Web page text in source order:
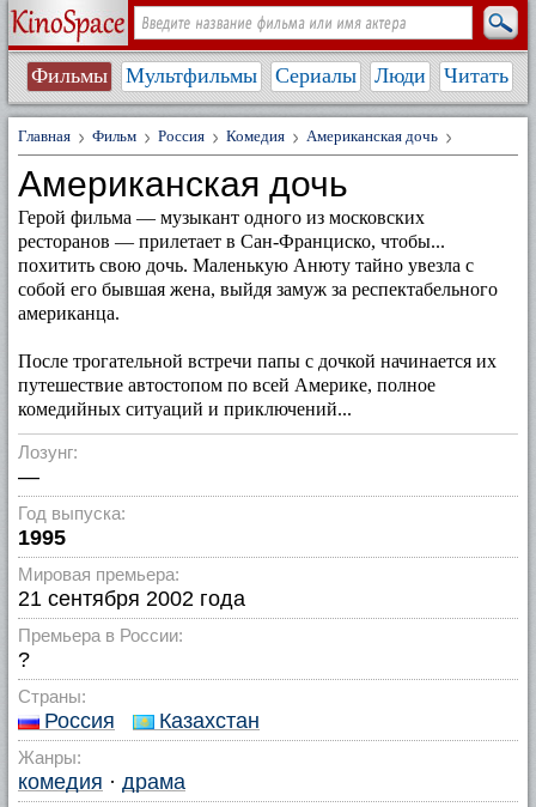
Фильмы Мультфильмы Сериалы Люди Читать
Главная Фильм Россия Комедия Американская дочь
Американская дочь
Герой фильма — музыкант одного из московских
ресторанов — прилетает в Сан-Франциско, чтобы...
похитить свою дочь. Маленькую Анюту тайно увезла с
собой его бывшая жена, выйдя замуж за респектабельного
американца.
После трогательной встречи папы с дочкой начинается их
путешествие автостопом по всей Америке, полное
комедийных ситуаций и приключений...
Лозунг:
—
Год выпуска:
1995
Мировая премьера:
21 сентября 2002 года
Премьера в России:
?
Страны:
Россия Казахстан
Жанры:
комедия · драма